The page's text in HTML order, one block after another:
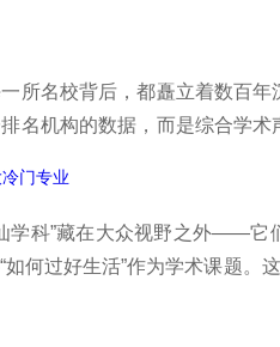
统技艺向跨学科创新的转型浪
所名校背后，都矗立着数百
名机构的数据，而是综合学术
的学府。它们之间的位次或
起来看看详细名单吧！
门专业
学科”藏在大众视野之外——它
何过好生活”作为学术课题。
复，它们的存在提醒我们：大